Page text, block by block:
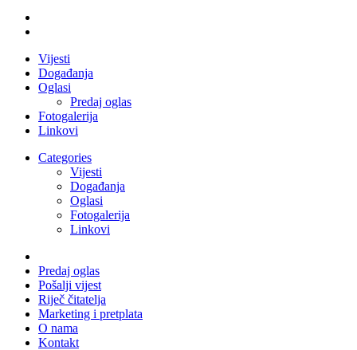
Vijesti
Događanja
Oglasi
Predaj oglas
Fotogalerija
Linkovi
Categories
Vijesti
Događanja
Oglasi
Fotogalerija
Linkovi
Predaj oglas
Pošalji vijest
Riječ čitatelja
Marketing i pretplata
O nama
Kontakt